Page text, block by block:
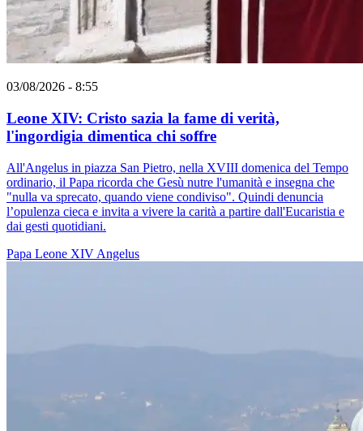
03/08/2026 - 8:55
Leone XIV: Cristo sazia la fame di verità,
l'ingordigia dimentica chi soffre
All'Angelus in piazza San Pietro, nella XVIII domenica del Tempo
ordinario, il Papa ricorda che Gesù nutre l'umanità e insegna che
"nulla va sprecato, quando viene condiviso". Quindi denuncia
l’opulenza cieca e invita a vivere la carità a partire dall'Eucaristia e
dai gesti quotidiani.
Papa Leone XIV Angelus